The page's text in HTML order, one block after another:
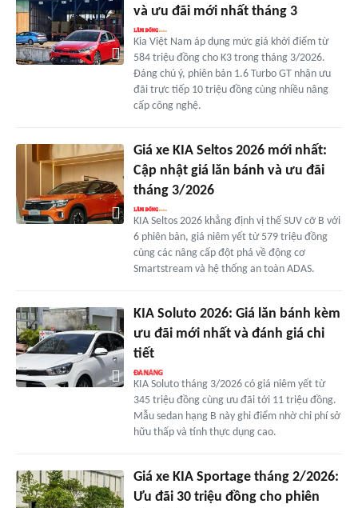
và ưu đãi mới nhất tháng 3
Kia Việt Nam áp dụng mức giá khởi điểm từ
584 triệu đồng cho K3 trong tháng 3/2026.
Đáng chú ý, phiên bản 1.6 Turbo GT nhận ưu
đãi trực tiếp 10 triệu đồng cùng nhiều nâng
cấp công nghệ.
Giá xe KIA Seltos 2026 mới nhất:
Cập nhật giá lăn bánh và ưu đãi
tháng 3/2026
KIA Seltos 2026 khẳng định vị thế SUV cỡ B với
6 phiên bản, giá niêm yết từ 579 triệu đồng
cùng các nâng cấp đột phá về động cơ
Smartstream và hệ thống an toàn ADAS.
KIA Soluto 2026: Giá lăn bánh kèm
ưu đãi mới nhất và đánh giá chi
tiết
KIA Soluto tháng 3/2026 có giá niêm yết từ
345 triệu đồng cùng ưu đãi tới 11 triệu đồng.
Mẫu sedan hạng B này ghi điểm nhờ chi phí sở
hữu thấp và tính thực dụng cao.
Giá xe KIA Sportage tháng 2/2026:
Ưu đãi 30 triệu đồng cho phiên